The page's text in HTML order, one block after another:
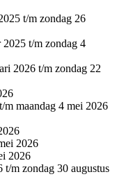
t/m zondag 26
2025 t/m zondag 4
2026 t/m zondag 22
maandag 4 mei 2026
2026
2026
m zondag 30 augustus